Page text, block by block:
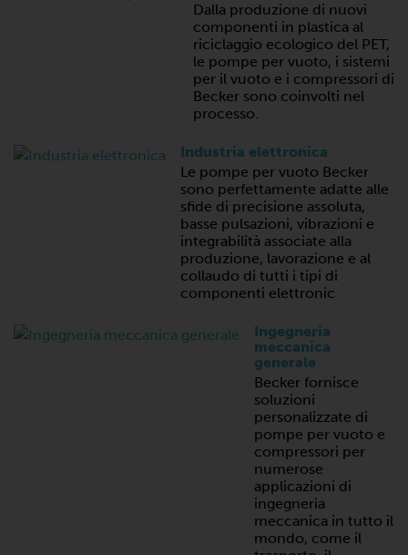
Dalla produzione di nuovi
componenti in plastica al
riciclaggio ecologico del PET,
le pompe per vuoto, i sistemi
per il vuoto e i compressori di
Becker sono coinvolti nel
processo.
Industria elettronica
Le pompe per vuoto Becker
sono perfettamente adatte alle
sfide di precisione assoluta,
basse pulsazioni, vibrazioni e
integrabilità associate alla
produzione, lavorazione e al
collaudo di tutti i tipi di
componenti elettronic
Ingegneria
meccanica
generale
Becker fornisce
soluzioni
personalizzate di
pompe per vuoto e
compressori per
numerose
applicazioni di
ingegneria
meccanica in tutto il
mondo, come il